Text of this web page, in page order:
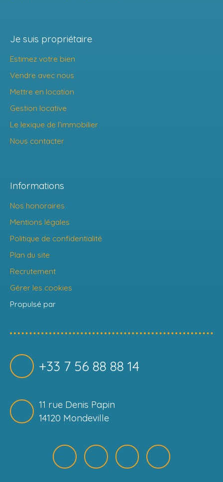
Je suis propriétaire
Estimez votre bien
Vendre avec nous
Mettre en location
Gestion locative
Le lexique de l'immobilier
Nous contacter
Informations
Nos honoraires
Mentions légales
Politique de confidentialité
Plan du site
Recrutement
Gérer les cookies
Propulsé par
+33 7 56 88 88 14
11 rue Denis Papin
14120 Mondeville